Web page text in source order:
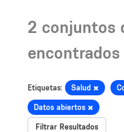
2 conjuntos
encontrados
Etiquetas: Salud
Datos abiertos
Filtrar Resultados